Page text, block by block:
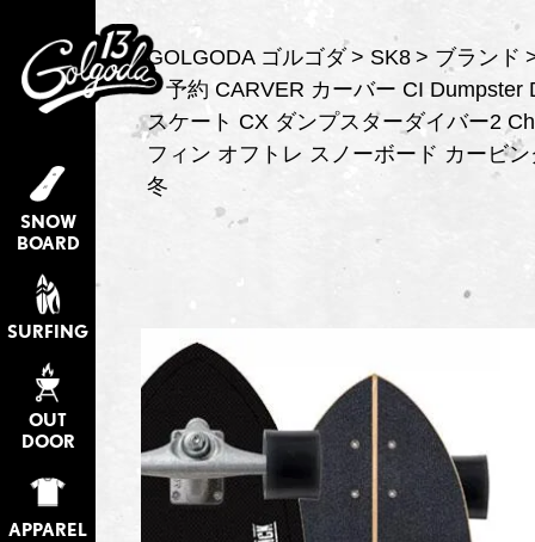
SNOW
BOARD
SURFING
OUT
DOOR
APPAREL
GOLGODA ゴルゴダ SK8
ブランド
予約 CARVER カーバー CI Dumpster
スケート CX ダンプスターダイバー2
フィン オフトレ スノーボード カービ
冬